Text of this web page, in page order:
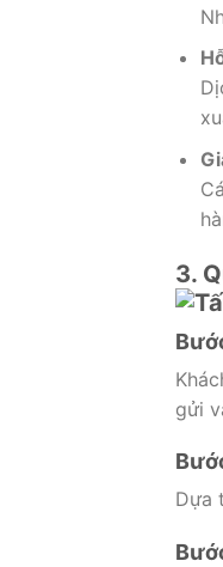
3.
gửi
Dựa